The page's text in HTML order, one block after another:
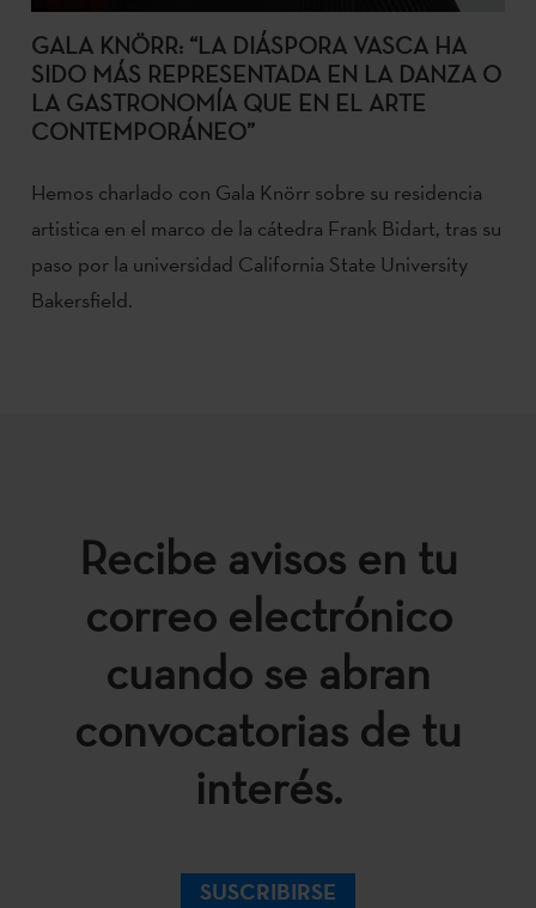
GALA KNÖRR: “LA DIÁSPORA VASCA HA
SIDO MÁS REPRESENTADA EN LA DANZA O
LA GASTRONOMÍA QUE EN EL ARTE
CONTEMPORÁNEO”
Hemos charlado con Gala Knörr sobre su residencia
artistica en el marco de la cátedra Frank Bidart, tras su
paso por la universidad California State University
Bakersfield.
Recibe avisos en tu
correo electrónico
cuando se abran
convocatorias de tu
interés.
SUSCRIBIRSE